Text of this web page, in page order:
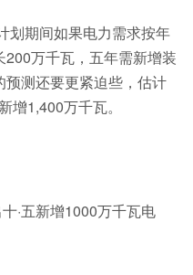
划期间如果电力需求按年
万千瓦，五年需新增装
测还要更紧迫些，估计
增1,400万千瓦。
·五新增1000万千瓦电